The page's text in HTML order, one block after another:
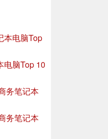
本电脑Top
电脑Top 10
务笔记本
务笔记本